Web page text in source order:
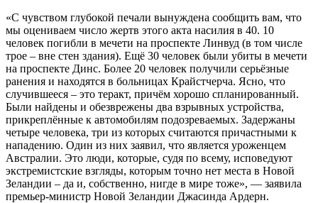
«С чувством глубокой печали вынуждена сообщить вам, что
мы оцениваем число жертв этого акта насилия в 40. 10
человек погибли в мечети на проспекте Линвуд (в том числе
трое – вне стен здания). Ещё 30 человек были убиты в мечети
на проспекте Динс. Более 20 человек получили серьёзные
ранения и находятся в больницах Крайстчерча. Ясно, что
случившееся – это теракт, причём хорошо спланированный.
Были найдены и обезврежены два взрывных устройства,
прикреплённые к автомобилям подозреваемых. Задержаны
четыре человека, три из которых считаются причастными к
нападению. Один из них заявил, что является уроженцем
Австралии. Это люди, которые, судя по всему, исповедуют
экстремистские взгляды, которым точно нет места в Новой
Зеландии – да и, собственно, нигде в мире тоже», — заявила
премьер-министр Новой Зеландии Джасинда Ардерн.